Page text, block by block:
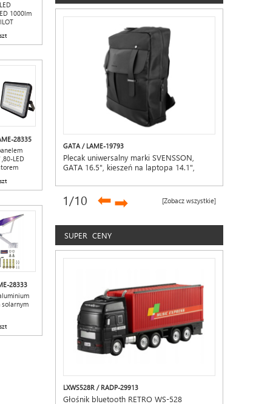
GATA / LAME-19793
Plecak uniwersalny marki SVENSSON,
GATA 16.5", kieszeń na laptopa 14.1",
[Zobacz wszystkie]
1/10 ➡➡
SUPER CENY
LXWS528R / RADP-29913
Głośnik bluetooth RETRO WS-528
1000lm
28335
LED
28333
solarnym